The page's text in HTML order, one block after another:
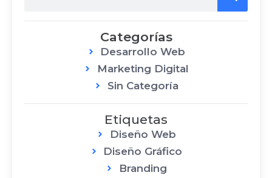
Categorías
Desarrollo Web
Marketing Digital
Sin Categoría
Etiquetas
Diseño Web
Diseño Gráfico
Branding